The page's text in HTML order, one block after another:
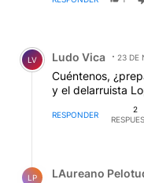
Comentario de Ludo
LV Ludo Vica 23 DE
Cuéntenos,
y el delarruista
RESPONDER
2
LP LAureano